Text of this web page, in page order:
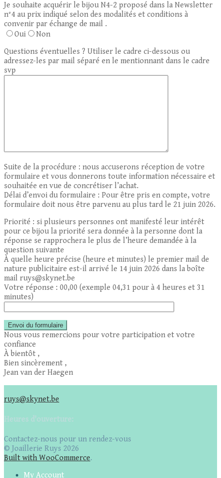
Je souhaite acquérir le bijou N4-2 proposé dans la Newsletter
n°4 au prix indiqué selon des modalités et conditions à
convenir par échange de mail .
Oui
Non
Questions éventuelles ? Utiliser le cadre ci-dessous ou
adressez-les par mail séparé en le mentionnant dans le cadre
svp
Suite de la procédure : nous accuserons réception de votre
formulaire et vous donnerons toute information nécessaire et
souhaitée en vue de concrétiser l’achat.
Délai d’envoi du formulaire : Pour être pris en compte, votre
formulaire doit nous être parvenu au plus tard le 21 juin 2026.
Priorité : si plusieurs personnes ont manifesté leur intérêt
pour ce bijou la priorité sera donnée à la personne dont la
réponse se rapprochera le plus de l’heure demandée à la
question suivante
À quelle heure précise (heure et minutes) le premier mail de
nature publicitaire est-il arrivé le 14 juin 2026 dans la boîte
mail ruys@skynet.be
Votre réponse : 00,00 (exemple 04,31 pour à 4 heures et 31
minutes)
Nous vous remercions pour votre participation et votre
confiance
À bientôt ,
Bien sincèrement ,
Jean van der Haegen
ruys@skynet.be
Heures d'ouverture:
Contactez-nous pour un rendez-vous
© Joaillerie Ruys 2026
Built with WooCommerce.
My Account